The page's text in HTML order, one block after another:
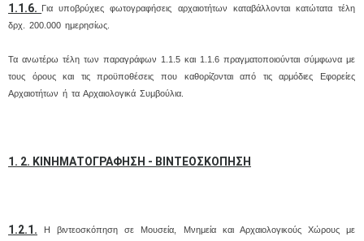
1.1.6. Για υποβρύχιες φωτογραφήσεις αρχαιοτήτων καταβάλλονται κατώτατα τέλη
δρχ. 200.000 ημερησίως.
Τα ανωτέρω τέλη των παραγράφων 1.1.5 και 1.1.6 πραγματοποιούνται σύμφωνα με
τους όρους και τις προϋποθέσεις που καθορίζονται από τις αρμόδιες Εφορείες
Αρχαιοτήτων ή τα Αρχαιολογικά Συμβούλια.
1. 2. ΚΙΝΗΜΑΤΟΓΡΑΦΗΣΗ - ΒΙΝΤΕΟΣΚΟΠΗΣΗ
1.2.1. Η βιντεοσκόπηση σε Μουσεία, Μνημεία και Αρχαιολογικούς Χώρους με